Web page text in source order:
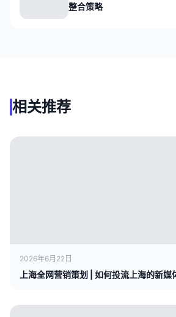
整合策略
相关推荐
2026年6月22日
上海全网营销策划 | 如何投流上海的新媒